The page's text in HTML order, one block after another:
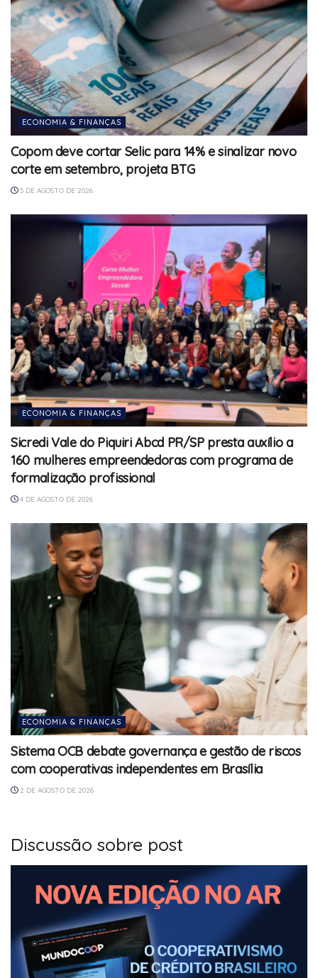
ECONOMIA & FINANÇAS
Copom deve cortar Selic para 14% e sinalizar novo
corte em setembro, projeta BTG
5 DE AGOSTO DE 2026
ECONOMIA & FINANÇAS
Sicredi Vale do Piquiri Abcd PR/SP presta auxílio a
160 mulheres empreendedoras com programa de
formalização profissional
4 DE AGOSTO DE 2026
ECONOMIA & FINANÇAS
Sistema OCB debate governança e gestão de riscos
com cooperativas independentes em Brasília
2 DE AGOSTO DE 2026
Discussão sobre post